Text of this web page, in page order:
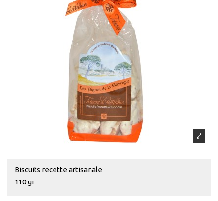
Biscuits recette artisanale
110 gr